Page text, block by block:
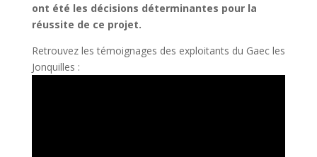
ont été les décisions déterminantes pour la
réussite de ce projet.
Retrouvez les témoignages des exploitants du Gaec les
Jonquilles :